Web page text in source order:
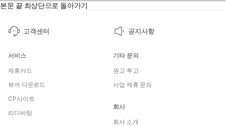
본문 끝 최상단으로 돌아가기
고객센터 공지사항
서비스
제휴카드
뷰어 다운로드
CP사이트
리디바탕
기타 문의
원고 투고
사업 제휴 문의
회사
회사 소개